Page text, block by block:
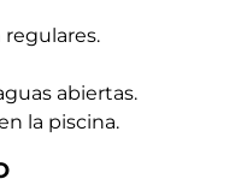
abiertas.
la piscina.